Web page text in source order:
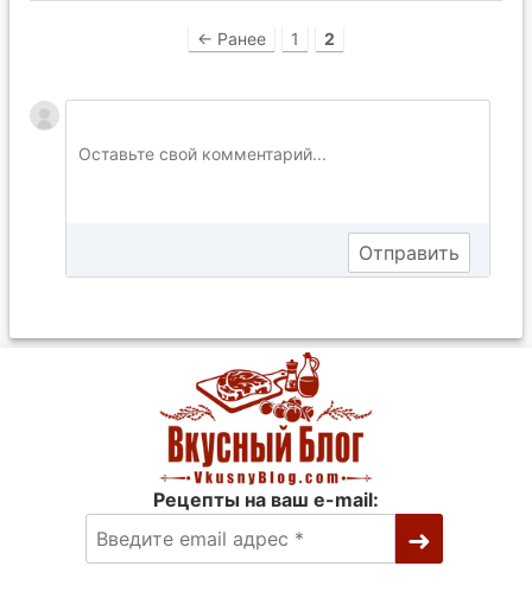
← Ранее 1 2
Рецепты на ваш e-mail: